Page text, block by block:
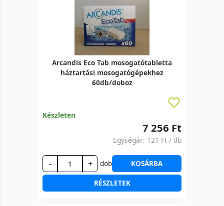
Arcandis Eco Tab mosogatótabletta
háztartási mosogatógépekhez
60db/doboz
Készleten
7 256 Ft
Egységár: 121 Ft / db
- + dob KOSÁRBA
RÉSZLETEK